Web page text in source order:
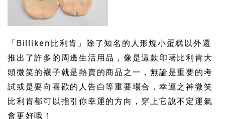
「Billiken比利肯」除了知名的人形燒小蛋糕以外還
推出了許多的周邊生活用品，像是這款印著比利肯大
頭微笑的襪子就是熱賣的商品之一，無論是重要的考
試或是要向喜歡的人告白等重要場合，幸運之神微笑
比利肯都可以指引你幸運的方向，穿上它說不定運氣
會更好哦！